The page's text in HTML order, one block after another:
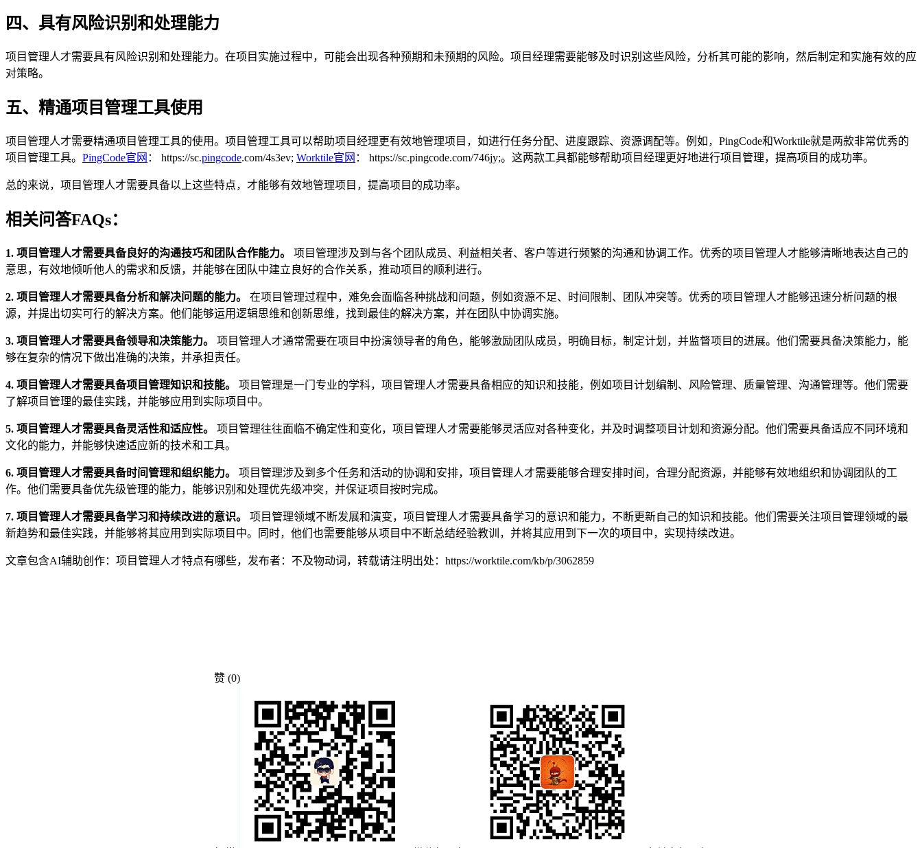
四、具有风险识别和处理能力
项目管理人才需要具有风险识别和处理能力。在项目实施过程中，可能会出现各种预期和未预期的风险。项目经理需要能够及时识别这些风险，分析其可能的影响，然后制定和实施有效的应
对策略。
五、精通项目管理工具使用
项目管理人才需要精通项目管理工具的使用。项目管理工具可以帮助项目经理更有效地管理项目，如进行任务分配、进度跟踪、资源调配等。例如，PingCode和Worktile就是两款非常优秀的
项目管理工具。 PingCode官网 ： https://sc.pingcode.com/4s3ev; Worktile官网 ： https://sc.pingcode.com/746jy;。这两款工具都能够帮助项目经理更好地进行项目管理，提高项目的成功率。
总的来说，项目管理人才需要具备以上这些特点，才能够有效地管理项目，提高项目的成功率。
相关问答FAQs：
1. 项目管理人才需要具备良好的沟通技巧和团队合作能力。
项目管理涉及到与各个团队成员、利益相关者、客户等进行频繁的沟通和协调工作。优秀的项目管理人才能够清晰地表达自己的
意思，有效地倾听他人的需求和反馈，并能够在团队中建立良好的合作关系，推动项目的顺利进行。
2. 项目管理人才需要具备分析和解决问题的能力。
在项目管理过程中，难免会面临各种挑战和问题，例如资源不足、时间限制、团队冲突等。优秀的项目管理人才能够迅速分析问题的根
源，并提出切实可行的解决方案。他们能够运用逻辑思维和创新思维，找到最佳的解决方案，并在团队中协调实施。
3. 项目管理人才需要具备领导和决策能力。
项目管理人才通常需要在项目中扮演领导者的角色，能够激励团队成员，明确目标，制定计划，并监督项目的进展。他们需要具备决策能力，能
够在复杂的情况下做出准确的决策，并承担责任。
4. 项目管理人才需要具备项目管理知识和技能。
项目管理是一门专业的学科，项目管理人才需要具备相应的知识和技能，例如项目计划编制、风险管理、质量管理、沟通管理等。他们需要
了解项目管理的最佳实践，并能够应用到实际项目中。
5. 项目管理人才需要具备灵活性和适应性。
项目管理往往面临不确定性和变化，项目管理人才需要能够灵活应对各种变化，并及时调整项目计划和资源分配。他们需要具备适应不同环境和
文化的能力，并能够快速适应新的技术和工具。
6. 项目管理人才需要具备时间管理和组织能力。
项目管理涉及到多个任务和活动的协调和安排，项目管理人才需要能够合理安排时间，合理分配资源，并能够有效地组织和协调团队的工
作。他们需要具备优先级管理的能力，能够识别和处理优先级冲突，并保证项目按时完成。
7. 项目管理人才需要具备学习和持续改进的意识。
项目管理领域不断发展和演变，项目管理人才需要具备学习的意识和能力，不断更新自己的知识和技能。他们需要关注项目管理领域的最
新趋势和最佳实践，并能够将其应用到实际项目中。同时，他们也需要能够从项目中不断总结经验教训，并将其应用到下一次的项目中，实现持续改进。
文章包含AI辅助创作：项目管理人才特点有哪些，发布者：不及物动词，转载请注明出处： https://worktile.com/kb/p/3062859
赞 (0)